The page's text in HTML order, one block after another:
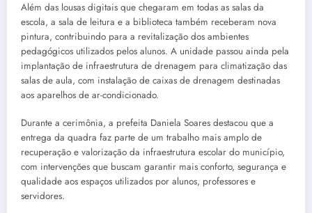
Além das lousas digitais que chegaram em todas as salas da
escola, a sala de leitura e a biblioteca também receberam nova
pintura, contribuindo para a revitalização dos ambientes
pedagógicos utilizados pelos alunos. A unidade passou ainda pela
implantação de infraestrutura de drenagem para climatização das
salas de aula, com instalação de caixas de drenagem destinadas
aos aparelhos de ar-condicionado.
Durante a cerimônia, a prefeita Daniela Soares destacou que a
entrega da quadra faz parte de um trabalho mais amplo de
recuperação e valorização da infraestrutura escolar do município,
com intervenções que buscam garantir mais conforto, segurança e
qualidade aos espaços utilizados por alunos, professores e
servidores.